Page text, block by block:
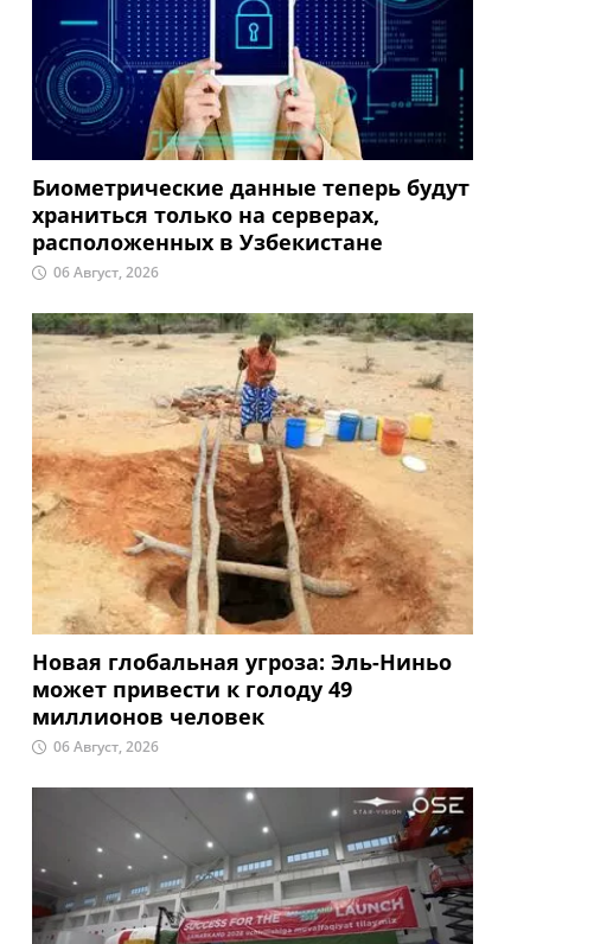
Биометрические данные теперь будут
храниться только на серверах,
расположенных в Узбекистане
06 Август, 2026
Новая глобальная угроза: Эль-Ниньо
может привести к голоду 49
миллионов человек
06 Август, 2026